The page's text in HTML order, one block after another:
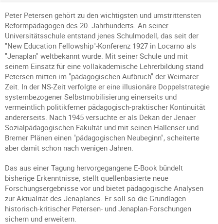
Peter Petersen gehört zu den wichtigsten und umstrittensten
Reformpädagogen des 20. Jahrhunderts. An seiner
Universitätsschule entstand jenes Schulmodell, das seit der
"New Education Fellowship"-Konferenz 1927 in Locarno als
"Jenaplan" weltbekannt wurde. Mit seiner Schule und mit
seinem Einsatz für eine vollakademische Lehrerbildung stand
Petersen mitten im "pädagogischen Aufbruch" der Weimarer
Zeit. In der NS-Zeit verfolgte er eine illusionäre Doppelstrategie
systembezogener Selbstmobilisierung einerseits und
vermeintlich politikferner pädagogisch-praktischer Kontinuität
andererseits. Nach 1945 versuchte er als Dekan der Jenaer
Sozialpädagogischen Fakultät und mit seinen Hallenser und
Bremer Plänen einen "pädagogischen Neubeginn", scheiterte
aber damit schon nach wenigen Jahren.
Das aus einer Tagung hervorgegangene E-Book bündelt
bisherige Erkenntnisse, stellt quellenbasierte neue
Forschungsergebnisse vor und bietet pädagogische Analysen
zur Aktualität des Jenaplanes. Er soll so die Grundlagen
historisch-kritischer Petersen- und Jenaplan-Forschungen
sichern und erweitern.